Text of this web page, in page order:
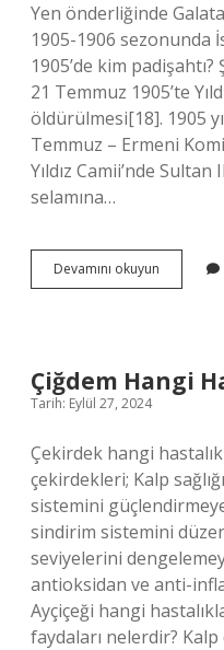
Yen önderliğinde
1905-1906 sezonunda
1905’de kim
21 Temmuz 1905’te
öldürülmesi[18]. 1905
Temmuz – Ermeni
Yıldız Camii’nde
selamına…
Devamını okuyun
Te
Çiğdem Hangi
Tarih: Eylül 27, 2024
Çekirdek hangi
çekirdekleri; Kalp
sistemini
sindirim sistemini
seviyelerini
antioksidan ve anti-
Ayçiçeği hangi
faydaları nelerdir? Kalp